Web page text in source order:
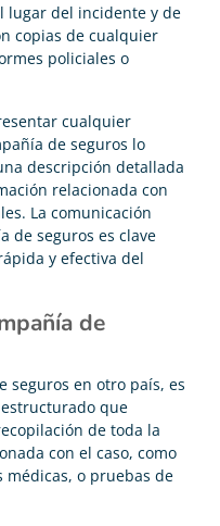
lugar del incidente y de
copias de cualquier
policiales o
cualquier
de seguros lo
descripción detallada
relacionada con
La comunicación
de seguros es clave
y efectiva del
de
seguros en otro país, es
que
de toda la
con el caso, como
o pruebas de